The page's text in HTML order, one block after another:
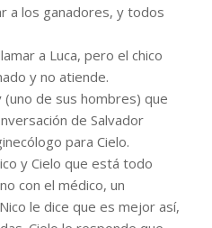
a los ganadores, y todos
a Luca, pero el chico
y no atiende.
(uno de sus hombres) que
de Salvador
para Cielo.
y Cielo que está todo
con el médico, un
le dice que es mejor así,